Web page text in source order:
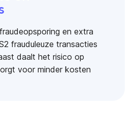
en extra
frauduleuze transacties
daalt het risico op
voor minder kosten